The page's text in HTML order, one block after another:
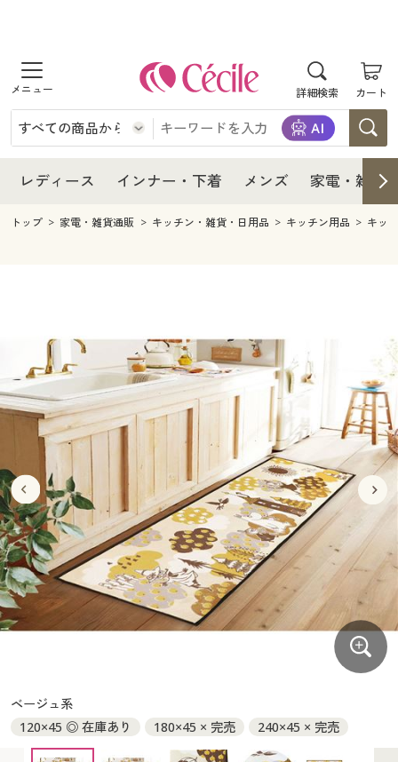
詳細検索 カート
商品を探す
レディース
レディースファッション
インナー・下着
インナー・下着通販すべて
ジュニア・ティーンズ下着
メンズ
メンズ下着
家電
キッチン・雑貨・日用品
寝具・インテリア・家具通販すべて
家具・収納
寝具・ベッド
カーテン・ラグ・ファブリック
美容・健康
美容・健康通販すべて
美容・健康・サプリメント
制服・スクール
制服・スクールすべて
制服・学生服
ジュニア・ティーンズ下着
大きいサイズ
大きいサイズ通販すべて
大きいサイズ レディース服
大きいサイズ レディース下着
大きいサイズ 事務・制服
バーゲン
バーゲンセール
シークレットセール
詳細検索
商品カテゴリ一覧
カタログ・チラシからのご注文
デジタルカタログ
レディース インナー・下着 メンズ 家電・雑貨
レディース
レディース通販すべて
レディースファッション
インナー・下着
インナー・下着通販すべて
メンズ
キッチン・雑貨・日用品
家具・収納
寝具・ベッド
カーテン・ラグ・ファブリック
美容・健康通販すべて
美容・健康・サプリメント
制服・スクール
制服・スクールすべて
制服・学生服
ジュニア・ティーンズ下着
大きいサイズ
大きいサイズ通販すべて
大きいサイズ レディース服
大きいサイズ レディース下着
大きいサイズ メンズ
バーゲン
バーゲンセール
シークレットセール
詳細検索
商品カテゴリ一覧
カタログ
カタログ無料プレゼント
トップ 家電・雑貨通販 キッチン・雑貨・日用品 キッチン用品 キッ
ベージュ系
120×45 ◎ 在庫あり
180×45 × 完売 240×45 × 完売